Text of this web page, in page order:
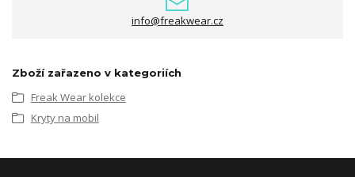
info@freakwear.cz
Zboží zařazeno v kategoriích
Freak Wear kolekce
Kryty na mobil